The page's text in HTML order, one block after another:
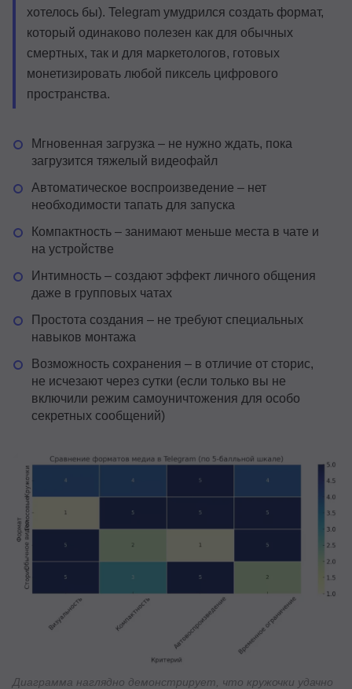
хотелось бы). Telegram умудрился создать формат,
который одинаково полезен как для обычных
смертных, так и для маркетологов, готовых
монетизировать любой пиксель цифрового
пространства.
Мгновенная загрузка – не нужно ждать, пока
загрузится тяжелый видеофайл
Автоматическое воспроизведение – нет
необходимости тапать для запуска
Компактность – занимают меньше места в чате и
на устройстве
Интимность – создают эффект личного общения
даже в групповых чатах
Простота создания – не требуют специальных
навыков монтажа
Возможность сохранения – в отличие от сторис,
не исчезают через сутки (если только вы не
включили режим самоуничтожения для особо
секретных сообщений)
Диаграмма наглядно демонстрирует, что кружочки удачно